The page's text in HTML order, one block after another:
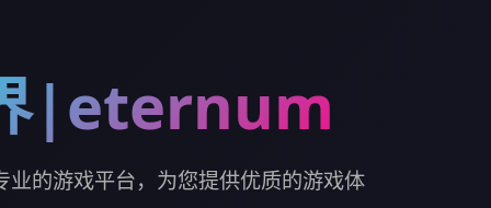
|eternum
的游戏平台，为您提供优质的游戏体